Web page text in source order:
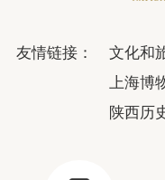
友情链接： 文化和
上海博
陕西历